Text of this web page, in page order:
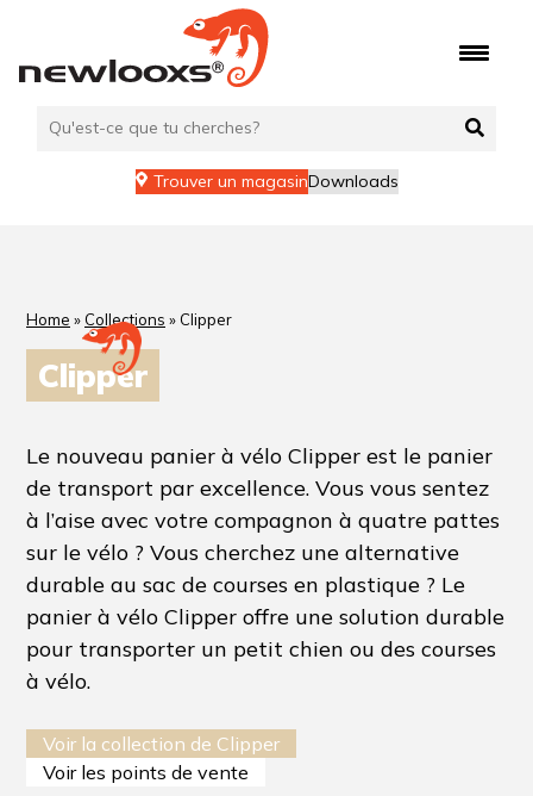
Trouver un magasinDownloads
Home » Collections » Clipper
Clipper
Le nouveau panier à vélo Clipper est le panier
de transport par excellence. Vous vous sentez
à l’aise avec votre compagnon à quatre pattes
sur le vélo ? Vous cherchez une alternative
durable au sac de courses en plastique ? Le
panier à vélo Clipper offre une solution durable
pour transporter un petit chien ou des courses
à vélo.
Voir la collection de Clipper
Voir les points de vente